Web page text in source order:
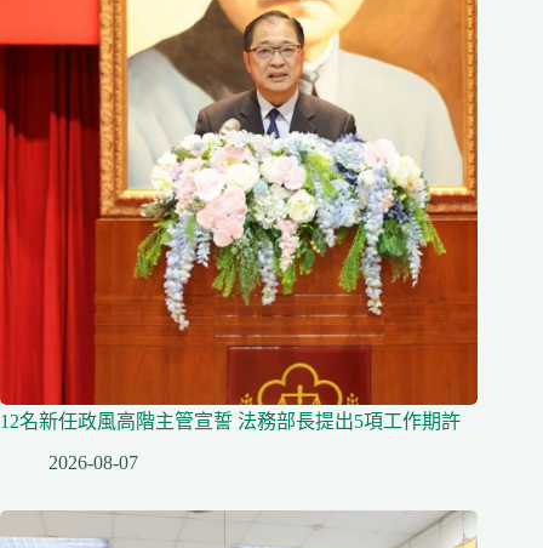
12名新任政風高階主管宣誓 法務部長提出5項工作期許
2026-08-07